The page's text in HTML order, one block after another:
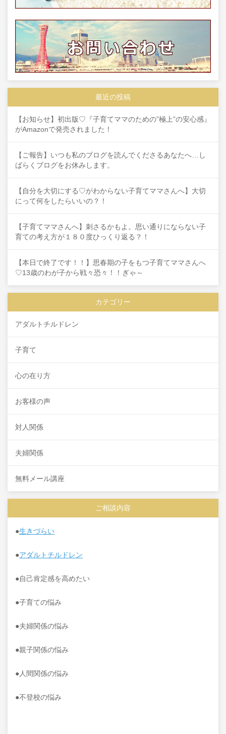
最近の投稿
【お知らせ】初出版♡『子育てママのための”極上”の安心感』
がAmazonで発売されました！
【ご報告】いつも私のブログを読んでくださるあなたへ…し
ばらくブログをお休みします。
【自分を大切にする♡がわからない子育てママさんへ】大切
にって何をしたらいいの？！
【子育てママさんへ】刺さるかもよ。思い通りにならない子
育ての考え方が１８０度ひっくり返る？！
【本日で終了です！！】思春期の子をもつ子育てママさんへ
♡13歳のわが子から戦々恐々！！ぎゃ～
カテゴリー
アダルトチルドレン
子育て
心の在り方
お客様の声
対人関係
夫婦関係
無料メール講座
ご相談内容
●生きづらい
●アダルトチルドレン
●自己肯定感を高めたい
●子育ての悩み
●夫婦関係の悩み
●親子関係の悩み
●人間関係の悩み
●不登校の悩み